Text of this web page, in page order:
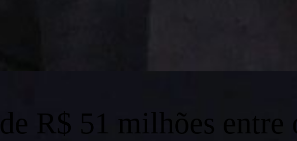
R$ 51 milhões entre